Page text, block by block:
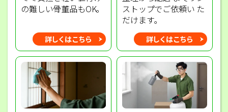
の難しい骨董品もOK｡
詳しくはこちら
ストップでご依頼い た
だけます｡
詳しくはこちら